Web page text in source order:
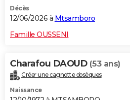
S'inscrire
Se connecter
Lycées
Collèges
Primaires
Universités
Entreprises
Service militaire
Avis de recherche
AVIS DE DÉCÈS
Décès
12/06/2026 à Mtsamboro
Famille OUSSENI
Charafou DAOUD (53 ans)
Créer une cagnotte obsèques
Naissance